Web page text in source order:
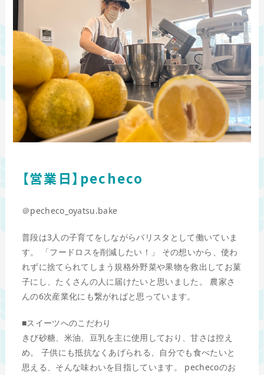
【営業日】pecheco
＠pecheco_oyatsu.bake
普段は3人の子育てをしながらバリスタとして働いていま
す。 「フードロスを削減したい！」 その想いから、使わ
れずに捨てられてしまう規格外野菜や果物を救出してお菓
子にし、たくさんの人に届けたいと思いました。 農家さ
んの6次産業化にも繋がればと思っています。
■スイーツへのこだわり
きび砂糖、米油、豆乳を主に使用しており、甘さは控え
め。 子供にも抵抗なくあげられる、自分でも食べたいと
思える、そんな味わいを目指しています。 pechecoのお